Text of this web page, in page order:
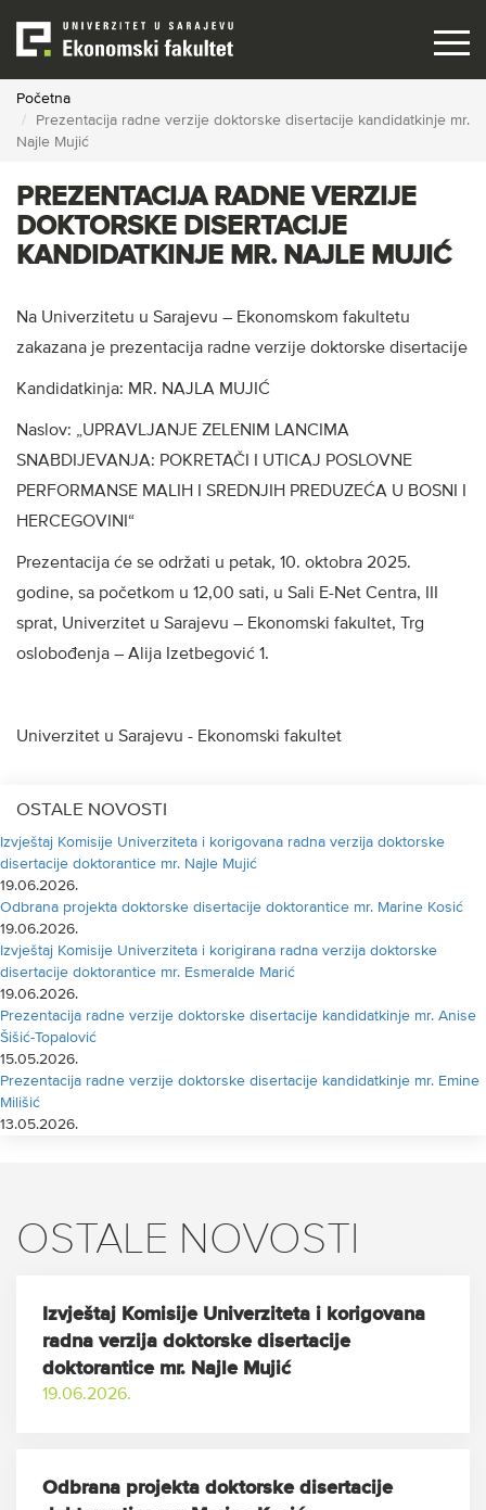
main
content
Početna
Prezentacija radne verzije doktorske disertacije kandidatkinje mr.
Najle Mujić
PREZENTACIJA RADNE VERZIJE
DOKTORSKE DISERTACIJE
KANDIDATKINJE MR. NAJLE MUJIĆ
Na Univerzitetu u Sarajevu – Ekonomskom fakultetu
zakazana je prezentacija radne verzije doktorske disertacije
Kandidatkinja: MR. NAJLA MUJIĆ
Naslov: „UPRAVLJANJE ZELENIM LANCIMA
SNABDIJEVANJA: POKRETAČI I UTICAJ POSLOVNE
PERFORMANSE MALIH I SREDNJIH PREDUZEĆA U BOSNI I
HERCEGOVINI“
Prezentacija će se održati u petak, 10. oktobra 2025.
godine, sa početkom u 12,00 sati, u Sali E-Net Centra, III
sprat, Univerzitet u Sarajevu – Ekonomski fakultet, Trg
oslobođenja – Alija Izetbegović 1.
Univerzitet u Sarajevu - Ekonomski fakultet
OSTALE NOVOSTI
Izvještaj Komisije Univerziteta i korigovana radna verzija doktorske
disertacije doktorantice mr. Najle Mujić
19.06.2026.
Odbrana projekta doktorske disertacije doktorantice mr. Marine Kosić
19.06.2026.
Izvještaj Komisije Univerziteta i korigirana radna verzija doktorske
disertacije doktorantice mr. Esmeralde Marić
19.06.2026.
Prezentacija radne verzije doktorske disertacije kandidatkinje mr. Anise
Šišić-Topalović
15.05.2026.
Prezentacija radne verzije doktorske disertacije kandidatkinje mr. Emine
Milišić
13.05.2026.
OSTALE NOVOSTI
Izvještaj Komisije Univerziteta i korigovana
radna verzija doktorske disertacije
doktorantice mr. Najle Mujić
19.06.2026.
Odbrana projekta doktorske disertacije